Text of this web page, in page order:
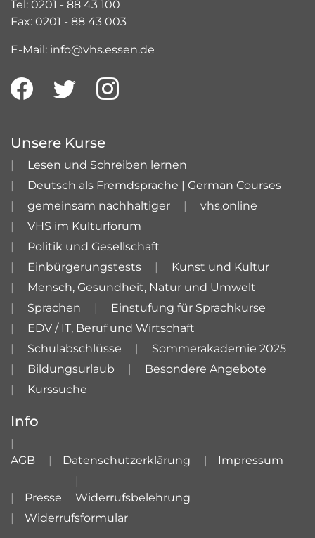
Tel: 0201 - 88 43 100
Fax: 0201 - 88 43 003
E-Mail: info@vhs.essen.de
Unsere Kurse
Lesen und Schreiben lernen
Deutsch als Fremdsprache | German Courses
gemeinsam nachhaltiger
vhs.online
VHS im Kulturforum
Politik und Gesellschaft
Einbürgerungstests
Kunst und Kultur
Mensch, Gesundheit, Natur und Umwelt
Sprachen
Einstufung für Sprachkurse
EDV / IT, Beruf und Wirtschaft
Schulabschlüsse
Sommerakademie 2025
Bildungsurlaub
Besondere Angebote
Kurssuche
Info
AGB Datenschutzerklärung Impressum
Presse
Widerrufsbelehrung
Widerrufsformular